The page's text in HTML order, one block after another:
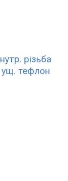
різьба
тефлон